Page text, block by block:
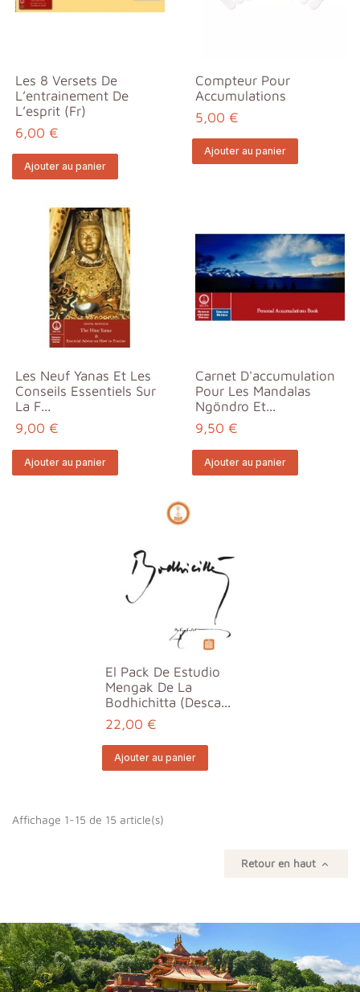
Les 8 Versets De
L’entrainement De
L’esprit (Fr)
6,00 €
Ajouter au panier
Compteur Pour
Accumulations
5,00 €
Ajouter au panier
Les Neuf Yanas Et Les
Conseils Essentiels Sur
La F...
9,00 €
Ajouter au panier
Carnet D'accumulation
Pour Les Mandalas
Ngöndro Et...
9,50 €
Ajouter au panier
El Pack De Estudio
Mengak De La
Bodhichitta (Desca...
22,00 €
Ajouter au panier
Affichage 1-15 de 15 article(s)
Retour en haut 